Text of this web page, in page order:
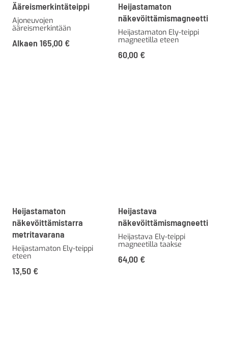
Ääreismerkintäteippi
Ajoneuvojen
ääreismerkintään
Alkaen 165,00 €
Heijastamaton
näkevöittämismagneetti
Heijastamaton Ely-teippi
magneetilla eteen
60,00 €
Heijastamaton
näkevöittämistarra
metritavarana
Heijastamaton Ely-teippi
eteen
13,50 €
Heijastava
näkevöittämismagneetti
Heijastava Ely-teippi
magneetilla taakse
64,00 €